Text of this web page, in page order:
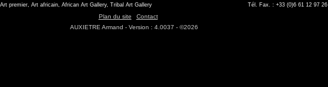
premier, Art africain, African Art Gallery, Tribal Art Gallery
Tél. Fax. : +33 (0)6 61 12 97 26
Plan du site
Contact
AUXIETRE Armand - Version : 4.0037 - ©2026